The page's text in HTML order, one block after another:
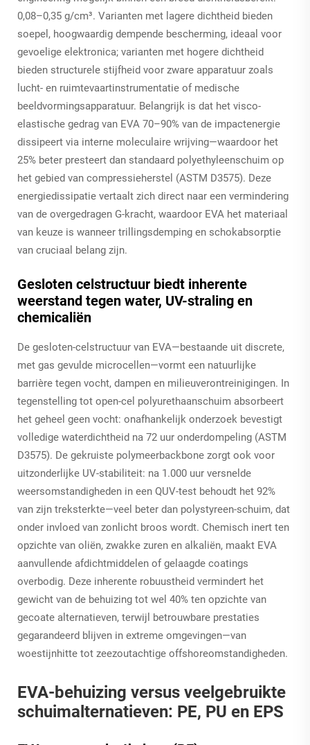
0,08–0,35 g/cm³. Varianten met lagere dichtheid bieden
soepel, hoogwaardig dempende bescherming, ideaal voor
gevoelige elektronica; varianten met hogere dichtheid
bieden structurele stijfheid voor zware apparatuur zoals
lucht- en ruimtevaartinstrumentatie of medische
beeldvormingsapparatuur. Belangrijk is dat het visco-
elastische gedrag van EVA 70–90% van de impactenergie
dissipeert via interne moleculaire wrijving—waardoor het
25% beter presteert dan standaard polyethyleenschuim op
het gebied van compressieherstel (ASTM D3575). Deze
energiedissipatie vertaalt zich direct naar een vermindering
van de overgedragen G-kracht, waardoor EVA het materiaal
van keuze is wanneer trillingsdemping en schokabsorptie
van cruciaal belang zijn.
Gesloten celstructuur biedt inherente
weerstand tegen water, UV-straling en
chemicaliën
De gesloten-celstructuur van EVA—bestaande uit discrete,
met gas gevulde microcellen—vormt een natuurlijke
barrière tegen vocht, dampen en milieuverontreinigingen. In
tegenstelling tot open-cel polyurethaanschuim absorbeert
het geheel geen vocht: onafhankelijk onderzoek bevestigt
volledige waterdichtheid na 72 uur onderdompeling (ASTM
D3575). De gekruiste polymeerbackbone zorgt ook voor
uitzonderlijke UV-stabiliteit: na 1.000 uur versnelde
weersomstandigheden in een QUV-test behoudt het 92%
van zijn treksterkte—veel beter dan polystyreen-schuim, dat
onder invloed van zonlicht broos wordt. Chemisch inert ten
opzichte van oliën, zwakke zuren en alkaliën, maakt EVA
aanvullende afdichtmiddelen of gelaagde coatings
overbodig. Deze inherente robuustheid vermindert het
gewicht van de behuizing tot wel 40% ten opzichte van
gecoate alternatieven, terwijl betrouwbare prestaties
gegarandeerd blijven in extreme omgevingen—van
woestijnhitte tot zeezoutachtige offshoreomstandigheden.
EVA-behuizing versus veelgebruikte
schuimalternatieven: PE, PU en EPS